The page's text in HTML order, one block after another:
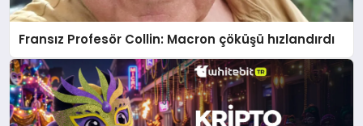
Fransız Profesör Collin: Macron çöküşü hızlandırdı